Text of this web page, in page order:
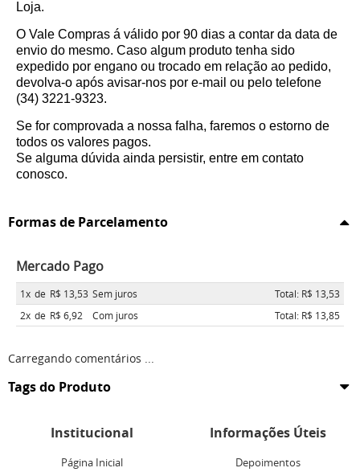
Loja.
O Vale Compras á válido por 90 dias a contar da data de
envio do mesmo. Caso algum produto tenha sido
expedido por engano ou trocado em relação ao pedido,
devolva-o após avisar-nos por e-mail ou pelo telefone
(34) 3221-9323.
Se for comprovada a nossa falha, faremos o estorno de
todos os valores pagos.
Se alguma dúvida ainda persistir, entre em contato
conosco.
Formas de Parcelamento
Mercado Pago
1x de R$ 13,53 Sem juros
Total: R$ 13,53
2x de R$ 6,92 Com juros Total: R$ 13,85
Carregando comentários ...
Tags do Produto
Institucional
Página Inicial
Informações Úteis
Depoimentos